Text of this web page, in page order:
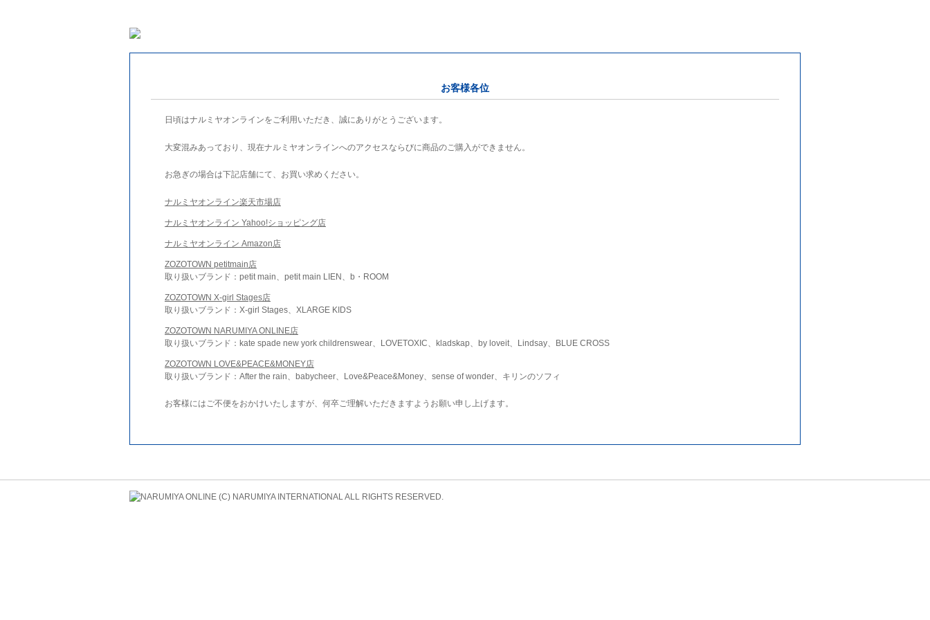
お客様各位
日頃はナルミヤオンラインをご利用いただき、誠にありがとうございます。
大変混みあっており、現在ナルミヤオンラインへのアクセスならびに商品のご購入ができません。
お急ぎの場合は下記店舗にて、お買い求めください。
ナルミヤオンライン楽天市場店
ナルミヤオンライン Yahoo!ショッピング店
ナルミヤオンライン Amazon店
ZOZOTOWN petitmain店
取り扱いブランド：petit main、petit main LIEN、b・ROOM
ZOZOTOWN X-girl Stages店
取り扱いブランド：X-girl Stages、XLARGE KIDS
ZOZOTOWN NARUMIYA ONLINE店
取り扱いブランド：kate spade new york childrenswear、LOVETOXIC、kladskap、by loveit、Lindsay、BLUE CROSS
ZOZOTOWN LOVE&PEACE&MONEY店
取り扱いブランド：After the rain、babycheer、Love&Peace&Money、sense of wonder、キリンのソフィ
お客様にはご不便をおかけいたしますが、何卒ご理解いただきますようお願い申し上げます。